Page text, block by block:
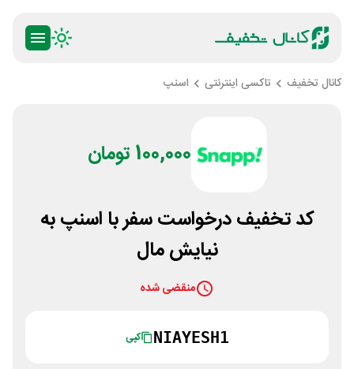
کانال تخفیف تاکسی اینترنتی اسنپ
100,000 تومان
کد تخفیف درخواست سفر با اسنپ به
نیایش مال
منقضی شده
NIAYESH1 کپی